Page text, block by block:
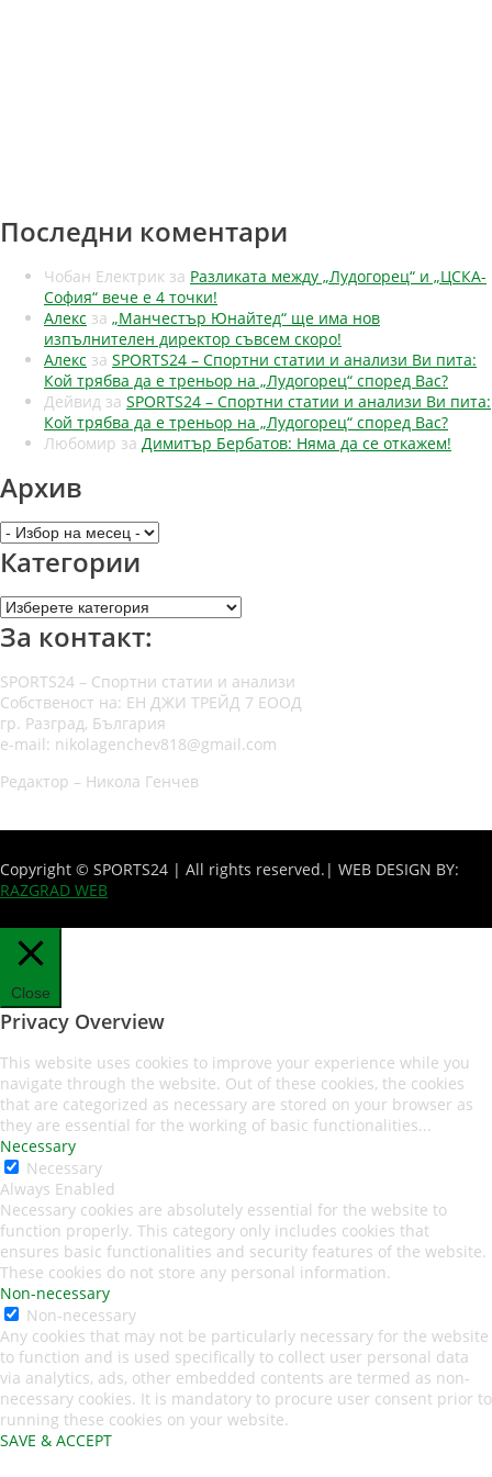
Последни коментари
Чобан Електрик за Разликата между „Лудогорец“ и „ЦСКА-
София“ вече е 4 точки!
Алекс за „Манчестър Юнайтед“ ще има нов
изпълнителен директор съвсем скоро!
Алекс за SPORTS24 – Спортни статии и анализи Ви пита:
Кой трябва да е треньор на „Лудогорец“ според Вас?
Дейвид за SPORTS24 – Спортни статии и анализи Ви пита:
Кой трябва да е треньор на „Лудогорец“ според Вас?
Любомир за Димитър Бербатов: Няма да се откажем!
Архив
Архив
Категории
Категории
За контакт:
SPORTS24 – Спортни статии и анализи
Собственост на: ЕН ДЖИ ТРЕЙД 7 ЕООД
гр. Разград, България
e-mail: nikolagenchev818@gmail.com
Редактор – Никола Генчев
Copyright © SPORTS24 | All rights reserved. | WEB DESIGN BY:
RAZGRAD WEB
Close
Privacy Overview
This website uses cookies to improve your experience while you
navigate through the website. Out of these cookies, the cookies
that are categorized as necessary are stored on your browser as
they are essential for the working of basic functionalities...
Necessary
Necessary
Always Enabled
Necessary cookies are absolutely essential for the website to
function properly. This category only includes cookies that
ensures basic functionalities and security features of the website.
These cookies do not store any personal information.
Non-necessary
Non-necessary
Any cookies that may not be particularly necessary for the website
to function and is used specifically to collect user personal data
via analytics, ads, other embedded contents are termed as non-
necessary cookies. It is mandatory to procure user consent prior to
running these cookies on your website.
SAVE & ACCEPT